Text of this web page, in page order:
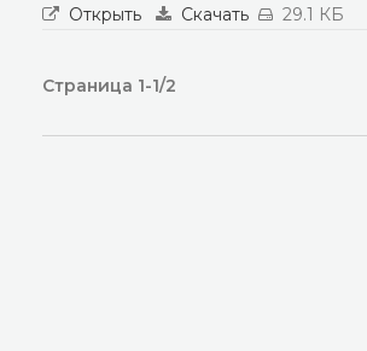
Открыть
Скачать 29.1 КБ
Страница 1-1/2